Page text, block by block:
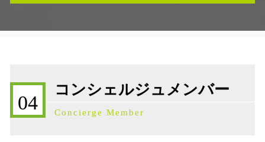
遺産分割協議 調停
事業承継 注意点
遺産分割調停 申立て
事業承継 債権債務
不動産 活用 土地
不動産売買契約 委任状
不動産 放棄 固定資産税
不動産売買契約 代理人
相続 石川県
不動産売買契約 石川県
相続発生 石川県
04
コンシェルジュメンバー
Concierge Member